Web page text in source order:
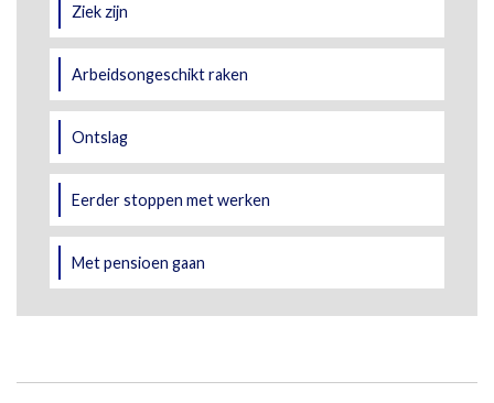
Ziek zijn
Arbeidsongeschikt raken
Ontslag
Eerder stoppen met werken
Met pensioen gaan